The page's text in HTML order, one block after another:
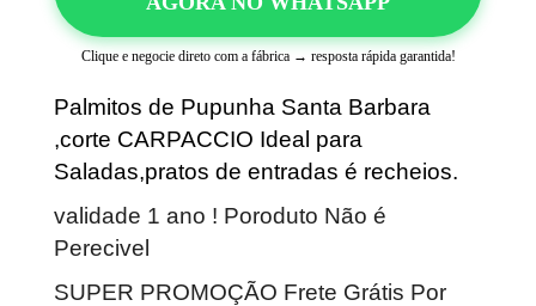
Clique e negocie direto com a fábrica → resposta rápida garantida!
Palmitos de Pupunha Santa Barbara
,corte CARPACCIO Ideal para
Saladas,pratos de entradas é recheios.
validade 1 ano ! Poroduto Não é
Perecivel
SUPER PROMOÇÃO Frete Grátis Por